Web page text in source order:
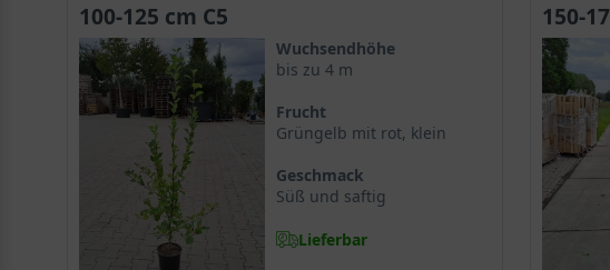
100-125 cm C5
Wuchsendhöhe
bis zu 4 m
Frucht
Grüngelb mit rot, klein
Geschmack
Süß und saftig
Lieferbar
150-